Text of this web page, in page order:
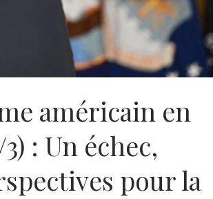
américain en
: Un échec,
pour la